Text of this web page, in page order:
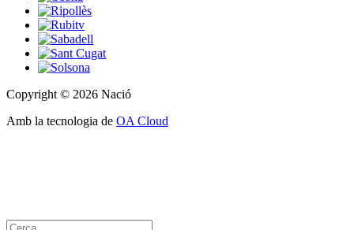
Copyright © 2026 Nació
Amb la tecnologia de OA Cloud